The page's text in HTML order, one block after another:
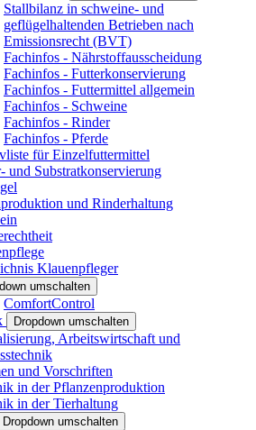
Stallbilanz in schweine- und
geflügelhaltenden Betrieben nach
Emissionsrecht (BVT)
Fachinfos - Nährstoffausscheidung
Fachinfos - Futterkonservierung
Fachinfos - Futtermittel allgemein
Fachinfos - Schweine
Fachinfos - Rinder
Fachinfos - Pferde
für Einzelfuttermittel
und Substratkonservierung
und Rinderhaltung
Klauenpfleger
umschalten
ComfortControl
Dropdown umschalten
Arbeitswirtschaft und
und Vorschriften
in der Pflanzenproduktion
in der Tierhaltung
Dropdown umschalten